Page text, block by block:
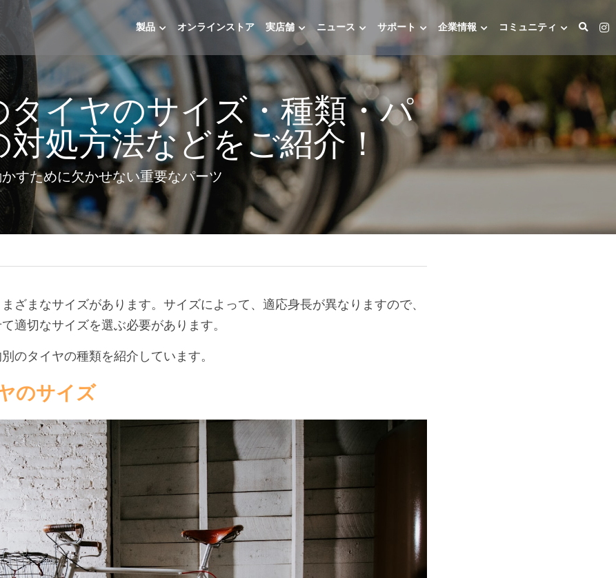
製品 オンラインストア 実店舗 ニュース サポート 企業情報 コミュニティ
タイヤのサイズ・種類・パ
対処方法などをご紹介！
すために欠かせない重要なパーツ
ざまなサイズがあります。サイズによって、適応身長が異なりますので、
適切なサイズを選ぶ必要があります。
のタイヤの種類を紹介しています。
のサイズ